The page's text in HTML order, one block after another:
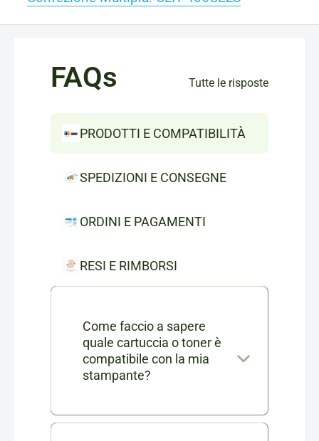
FAQs Tutte le risposte
PRODOTTI E COMPATIBILITÀ
SPEDIZIONI E CONSEGNE
ORDINI E PAGAMENTI
RESI E RIMBORSI
Come faccio a sapere
quale cartuccia o toner è
compatibile con la mia
stampante?
Nella scheda di ogni prodotto